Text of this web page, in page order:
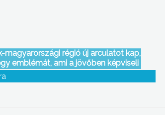
magyarországi régió új arculatot kap,
emblémát, ami a jövőben képviseli
majd a régiót